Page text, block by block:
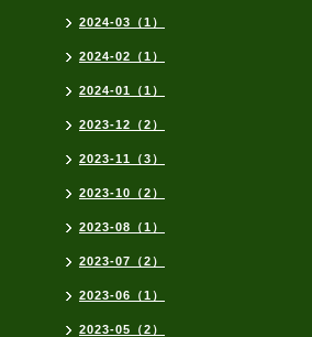
2024-03（1）
2024-02（1）
2024-01（1）
2023-12（2）
2023-11（3）
2023-10（2）
2023-08（1）
2023-07（2）
2023-06（1）
2023-05（2）